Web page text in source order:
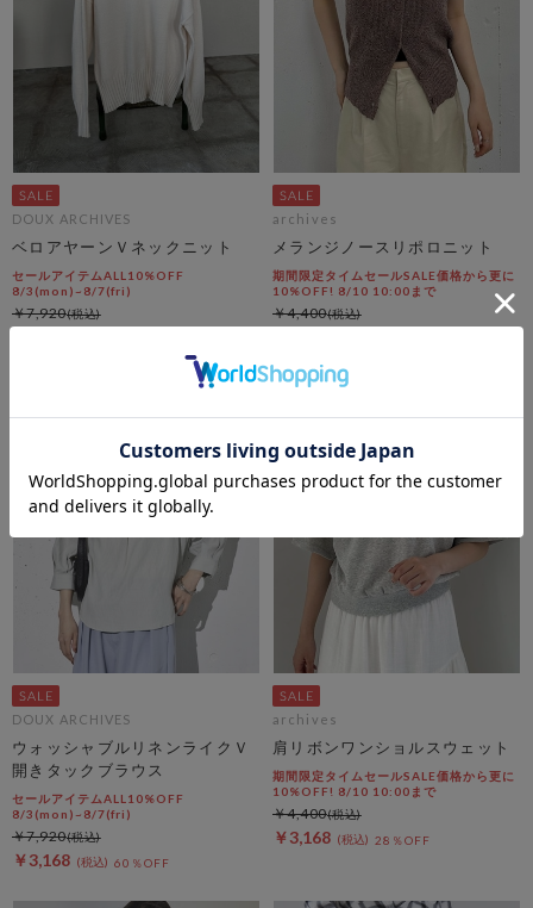
DOUX ARCHIVES
ベロアヤーンＶネックニット
セールアイテムALL10%OFF
8/3(mon)~8/7(fri)
￥7,920
archives
メランジノースリポロニット
期間限定タイムセールSALE価格から更に
10%OFF! 8/10 10:00まで
￥4,400
DOUX ARCHIVES
ウォッシャブルリネンライクＶ
開きタックブラウス
セールアイテムALL10%OFF
8/3(mon)~8/7(fri)
￥3,168 60％OFF
￥7,920
archives
肩リボンワンショルスウェット
期間限定タイムセールSALE価格から更に
10%OFF! 8/10 10:00まで
￥3,168 28％OFF
￥4,400